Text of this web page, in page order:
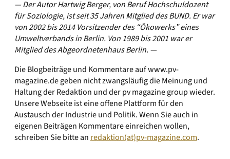
— Der Autor Hartwig Berger, von Beruf Hochschuldozent
für Soziologie, ist seit 35 Jahren Mitglied des BUND. Er war
von 2002 bis 2014 Vorsitzender des “Ökowerks” eines
Umweltverbands in Berlin. Von 1989 bis 2001 war er
Mitglied des Abgeordnetenhaus Berlin. —
Die Blogbeiträge und Kommentare auf www.pv-
magazine.de geben nicht zwangsläufig die Meinung und
Haltung der Redaktion und der pv magazine group wieder.
Unsere Webseite ist eine offene Plattform für den
Austausch der Industrie und Politik. Wenn Sie auch in
eigenen Beiträgen Kommentare einreichen wollen,
schreiben Sie bitte an redaktion(at)pv-magazine.com.